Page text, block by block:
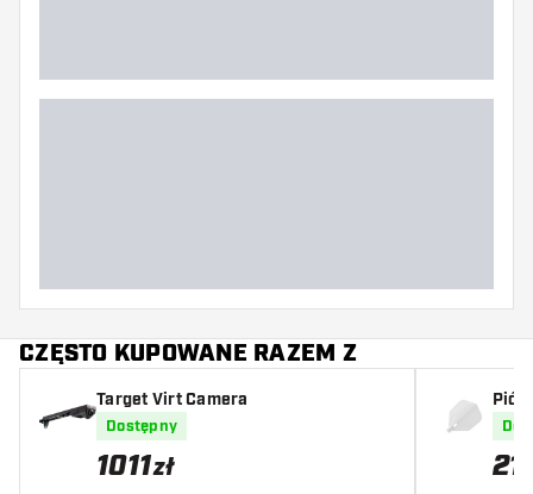
Kształt lotki
CZĘSTO KUPOWANE RAZEM Z
Target Virt Camera
Dostępny
1011zł 21